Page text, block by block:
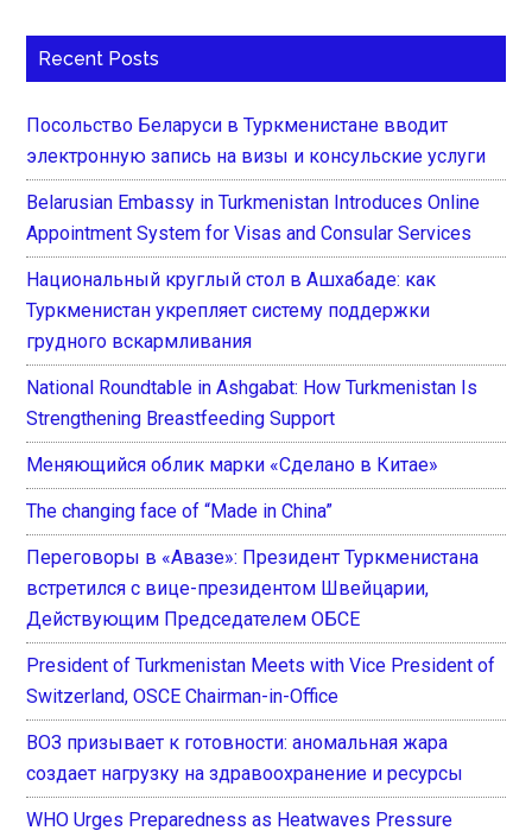
Recent Posts
Посольство Беларуси в Туркменистане вводит
электронную запись на визы и консульские услуги
Belarusian Embassy in Turkmenistan Introduces Online
Appointment System for Visas and Consular Services
Национальный круглый стол в Ашхабаде: как
Туркменистан укрепляет систему поддержки
грудного вскармливания
National Roundtable in Ashgabat: How Turkmenistan Is
Strengthening Breastfeeding Support
Меняющийся облик марки «Сделано в Китае»
The changing face of “Made in China”
Переговоры в «Авазе»: Президент Туркменистана
встретился с вице-президентом Швейцарии,
Действующим Председателем ОБСЕ
President of Turkmenistan Meets with Vice President of
Switzerland, OSCE Chairman-in-Office
ВОЗ призывает к готовности: аномальная жара
создает нагрузку на здравоохранение и ресурсы
WHO Urges Preparedness as Heatwaves Pressure